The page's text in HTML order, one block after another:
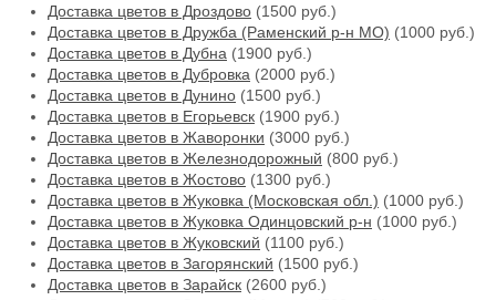
Доставка цветов в Дроздово (1500 руб.)
Доставка цветов в Дружба (Раменский р-н МО) (1000 руб.)
Доставка цветов в Дубна (1900 руб.)
Доставка цветов в Дубровка (2000 руб.)
Доставка цветов в Дунино (1500 руб.)
Доставка цветов в Егорьевск (1900 руб.)
Доставка цветов в Жаворонки (3000 руб.)
Доставка цветов в Железнодорожный (800 руб.)
Доставка цветов в Жостово (1300 руб.)
Доставка цветов в Жуковка (Московская обл.) (1000 руб.)
Доставка цветов в Жуковка Одинцовский р-н (1000 руб.)
Доставка цветов в Жуковский (1100 руб.)
Доставка цветов в Загорянский (1500 руб.)
Доставка цветов в Зарайск (2600 руб.)